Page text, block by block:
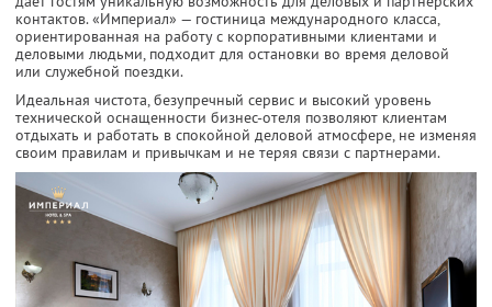
контактов. «Империал» — гостиница международного класса,
ориентированная на работу с корпоративными клиентами и
деловыми людьми, подходит для остановки во время деловой
или служебной поездки.
Идеальная чистота, безупречный сервис и высокий уровень
технической оснащенности бизнес-отеля позволяют клиентам
отдыхать и работать в спокойной деловой атмосфере, не изменяя
своим правилам и привычкам и не теряя связи с партнерами.